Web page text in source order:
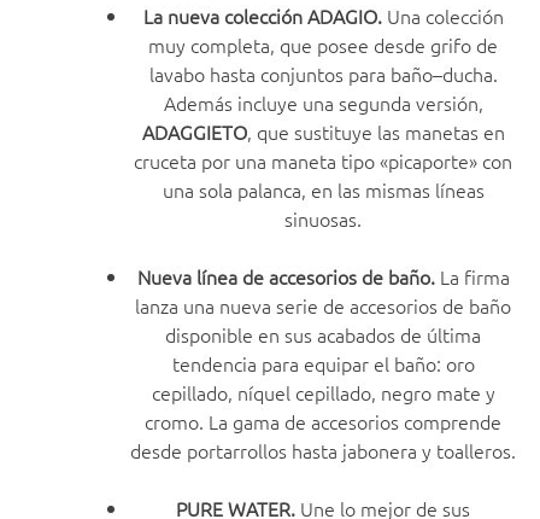
La nueva colección ADAGIO. Una colección
muy completa, que posee desde grifo de
lavabo hasta conjuntos para baño–ducha.
Además incluye una segunda versión,
ADAGGIETO, que sustituye las manetas en
cruceta por una maneta tipo «picaporte» con
una sola palanca, en las mismas líneas
sinuosas.
Nueva línea de accesorios de baño. La firma
lanza una nueva serie de accesorios de baño
disponible en sus acabados de última
tendencia para equipar el baño: oro
cepillado, níquel cepillado, negro mate y
cromo. La gama de accesorios comprende
desde portarrollos hasta jabonera y toalleros.
PURE WATER. Une lo mejor de sus